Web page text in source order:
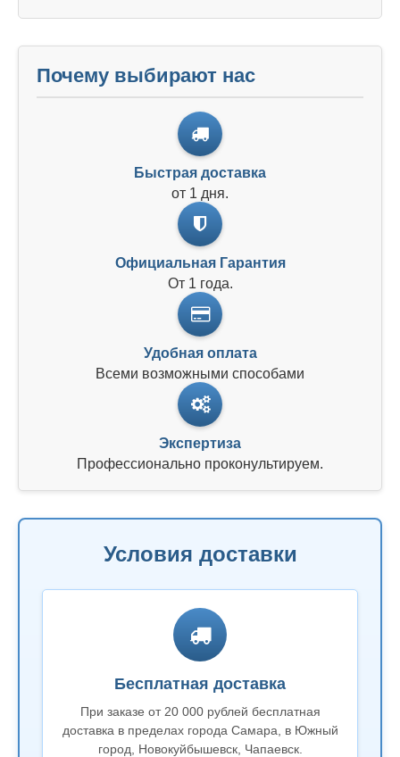
Почему выбирают нас
Быстрая доставка
от 1 дня.
Официальная Гарантия
От 1 года.
Удобная оплата
Всеми возможными способами
Экспертиза
Профессионально проконультируем.
Условия доставки
Бесплатная доставка
При заказе от 20 000 рублей бесплатная
доставка в пределах города Самара, в Южный
город, Новокуйбышевск, Чапаевск.